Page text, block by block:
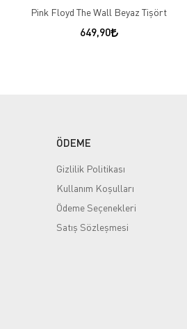
Pink Floyd The Wall Beyaz Tişört
649,90
ÖDEME
Gizlilik Politikası
Kullanım Koşulları
Ödeme Seçenekleri
Satış Sözleşmesi